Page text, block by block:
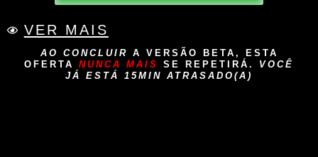
VER MAIS
AO CONCLUIR A VERSÃO BETA , ESTA
OFERTA NUNCA MAIS SE REPETIRÁ. VOCÊ
JÁ ESTÁ 15MIN ATRASADO(A)